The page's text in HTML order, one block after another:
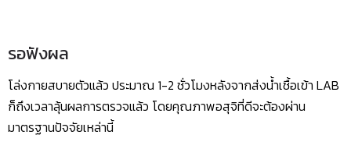
รอฟังผล
โล่งกายสบายตัวแล้ว ประมาณ 1-2 ชั่วโมงหลังจากส่งน้ำเชื้อเข้า LAB
ก็ถึงเวลาลุ้นผลการตรวจแล้ว โดยคุณภาพอสุจิที่ดีจะต้องผ่าน
มาตรฐานปัจจัยเหล่านี้